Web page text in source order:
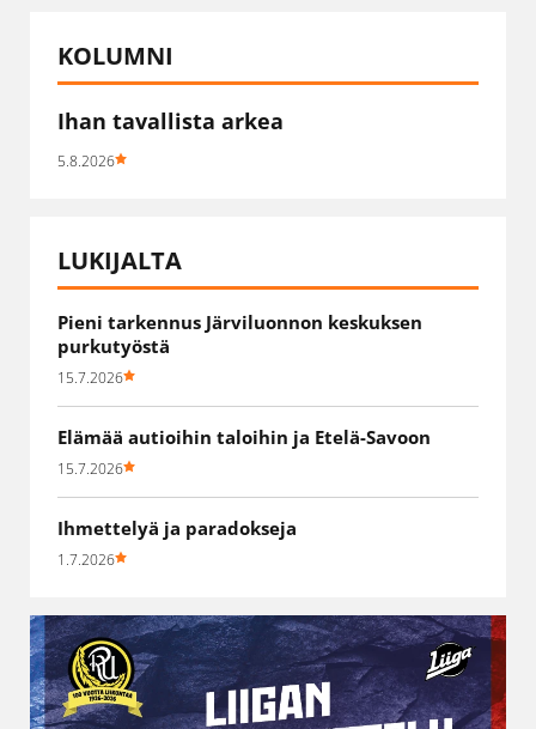
KOLUMNI
Ihan tavallista arkea
5.8.2026
LUKIJALTA
Pieni tarkennus Järviluonnon keskuksen
purkutyöstä
15.7.2026
Elämää autioihin taloihin ja Etelä-Savoon
15.7.2026
Ihmettelyä ja paradokseja
1.7.2026